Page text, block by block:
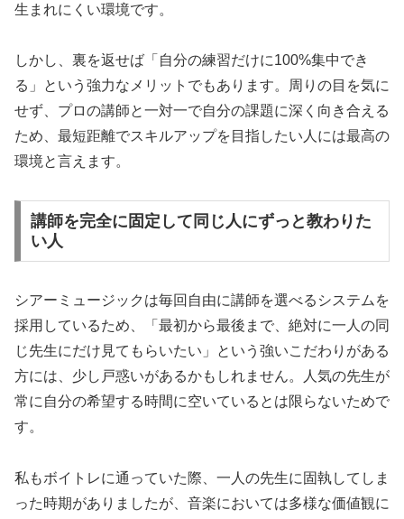
生まれにくい環境です。
しかし、裏を返せば「自分の練習だけに100%集中でき
る」という強力なメリットでもあります。周りの目を気に
せず、プロの講師と一対一で自分の課題に深く向き合える
ため、最短距離でスキルアップを目指したい人には最高の
環境と言えます。
講師を完全に固定して同じ人にずっと教わりた
い人
シアーミュージックは毎回自由に講師を選べるシステムを
採用しているため、「最初から最後まで、絶対に一人の同
じ先生にだけ見てもらいたい」という強いこだわりがある
方には、少し戸惑いがあるかもしれません。人気の先生が
常に自分の希望する時間に空いているとは限らないためで
す。
私もボイトレに通っていた際、一人の先生に固執してしま
った時期がありましたが、音楽においては多様な価値観に